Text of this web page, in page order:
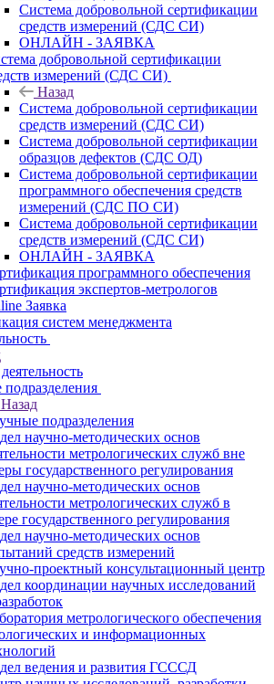
Система добровольной сертификации
средств измерений (СДС СИ)
ОНЛАЙН - ЗАЯВКА
добровольной сертификации
измерений (СДС СИ)
Назад
Система добровольной сертификации
средств измерений (СДС СИ)
Система добровольной сертификации
образцов дефектов (СДС ОД)
Система добровольной сертификации
программного обеспечения средств
измерений (СДС ПО СИ)
Система добровольной сертификации
средств измерений (СДС СИ)
ОНЛАЙН - ЗАЯВКА
программного обеспечения
экспертов-метрологов
Заявка
систем менеджмента
Назад
подразделения
научно-методических основ
метрологических служб вне
государственного регулирования
научно-методических основ
метрологических служб в
государственного регулирования
научно-методических основ
средств измерений
проектный консультационный центр
координации научных исследований
метрологического обеспечения
и информационных
ведения и развития ГСССД